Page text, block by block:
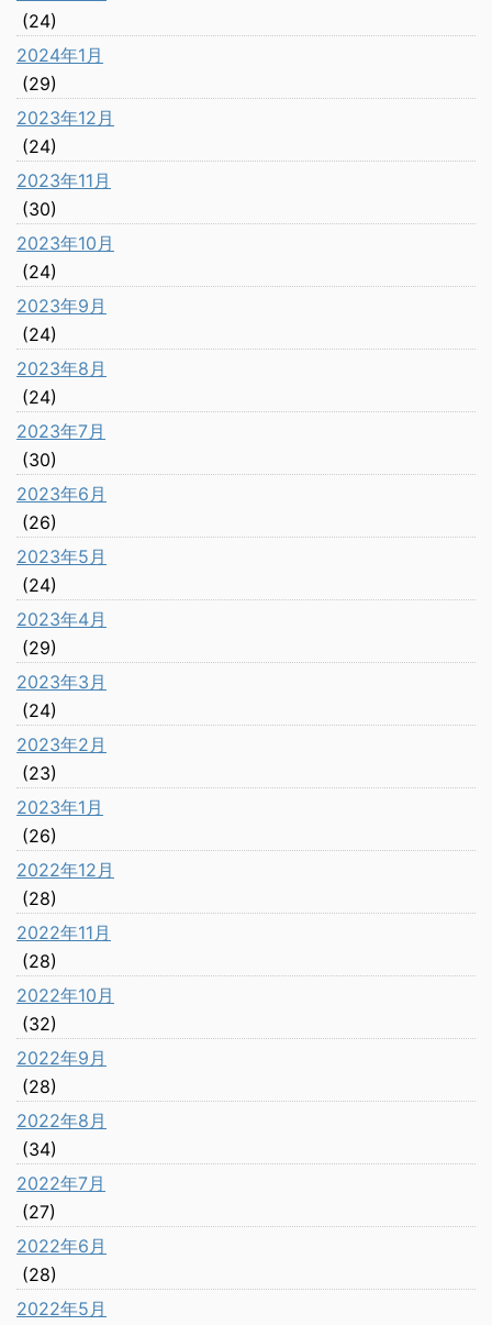
(24)
2024年1月
(29)
2023年12月
(24)
2023年11月
(30)
2023年10月
(24)
2023年9月
(24)
2023年8月
(24)
2023年7月
(30)
2023年6月
(26)
2023年5月
(24)
2023年4月
(29)
2023年3月
(24)
2023年2月
(23)
2023年1月
(26)
2022年12月
(28)
2022年11月
(28)
2022年10月
(32)
2022年9月
(28)
2022年8月
(34)
2022年7月
(27)
2022年6月
(28)
2022年5月